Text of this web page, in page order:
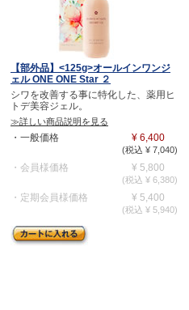
【部外品】<125g>オールインワンジ
ェル ONE ONE Star ２
シワを改善する事に特化した、薬用ヒ
トデ美容ジェル。
≫詳しい商品説明を見る
・一般価格 ¥ 6,400
(税込 ¥ 7,040)
・会員様価格 ¥ 5,800
(税込 ¥ 6,380)
・定期会員様価格 ¥ 5,400
(税込 ¥ 5,940)